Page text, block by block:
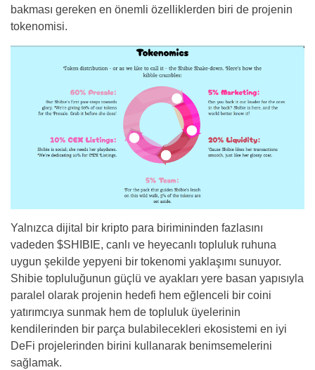
bakması gereken en önemli özelliklerden biri de projenin
tokenomisi.
Yalnızca dijital bir kripto para birimininden fazlasını
vadeden $SHIBIE, canlı ve heyecanlı topluluk ruhuna
uygun şekilde yepyeni bir tokenomi yaklaşımı sunuyor.
Shibie topluluğunun güçlü ve ayakları yere basan yapısıyla
paralel olarak projenin hedefi hem eğlenceli bir coini
yatırımcıya sunmak hem de topluluk üyelerinin
kendilerinden bir parça bulabilecekleri ekosistemi en iyi
DeFi projelerinden birini kullanarak benimsemelerini
sağlamak.